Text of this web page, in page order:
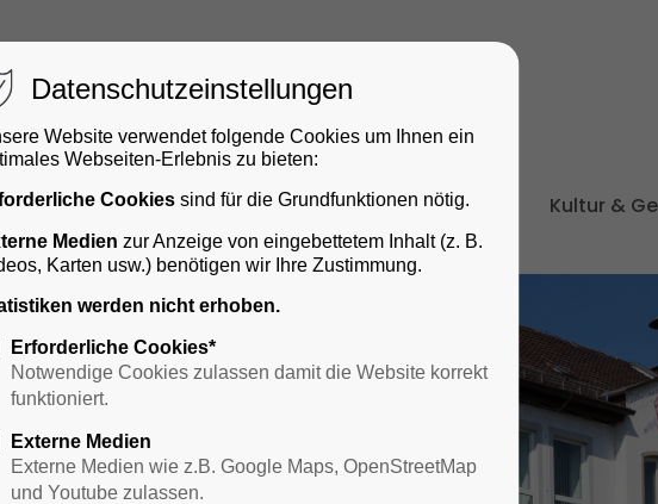
Bauen & Gewerbe Verkehr Freizeit Kultur &
Datenschutzeinstellungen
Website verwendet folgende Cookies um Ihnen ein
Webseiten-Erlebnis zu bieten:
Cookiessind für die Grundfunktionen nötig.
Medien zur Anzeige von eingebettetem Inhalt (z. B.
Karten usw.) benötigen wir Ihre Zustimmung.
werden nicht erhoben.
Erforderliche Cookies*
Notwendige Cookies zulassen damit die Website korrekt
funktioniert.
Externe Medien
Externe Medien wie z.B. Google Maps, OpenStreetMap
und Youtube zulassen.